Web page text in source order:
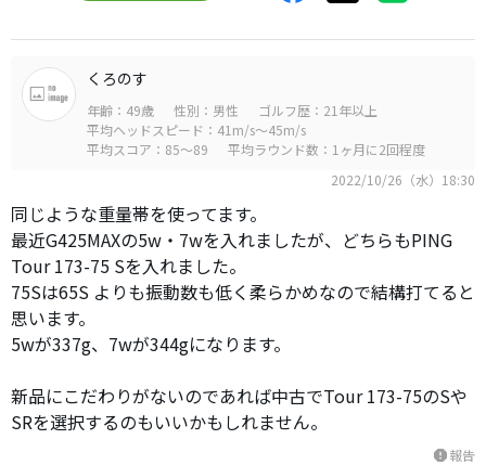
くろのす
年齢：49歳 性別：男性
ゴルフ歴：21年以上
平均ヘッドスピード：41m/s～45m/s
平均スコア：85～89
平均ラウンド数：1ヶ月に2回程度
2022/10/26（水）18:30
同じような重量帯を使ってます。
最近G425MAXの5w・7wを入れましたが、どちらもPING
Tour 173-75 Sを入れました。
75Sは65S よりも振動数も低く柔らかめなので結構打てると
思います。
5wが337g、7wが344gになります。
新品にこだわりがないのであれば中古でTour 173-75のSや
SRを選択するのもいいかもしれません。
report報告